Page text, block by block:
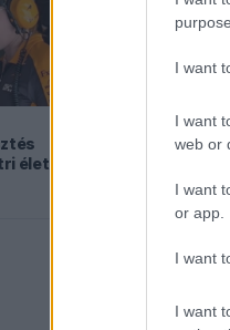
I want
I want
web or
I want
or app.
I want
I want
életét a
A Ferrari